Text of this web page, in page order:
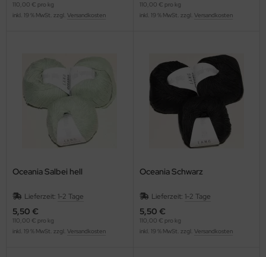
110,00 € pro kg
inkl. 19 % MwSt. zzgl. Versandkosten
110,00 € pro kg
inkl. 19 % MwSt. zzgl. Versandkosten
Oceania Salbei hell
Lieferzeit: 1-2 Tage
5,50 €
110,00 € pro kg
inkl. 19 % MwSt. zzgl. Versandkosten
Oceania Schwarz
Lieferzeit: 1-2 Tage
5,50 €
110,00 € pro kg
inkl. 19 % MwSt. zzgl. Versandkosten